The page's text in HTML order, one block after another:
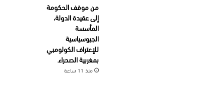
من موقف الحكومة
إلى عقيدة الدولة،
المأسسة
الجيوسياسية
للإعتراف الكولومبي
بمغربية الصحراء.
منذ 11 ساعة